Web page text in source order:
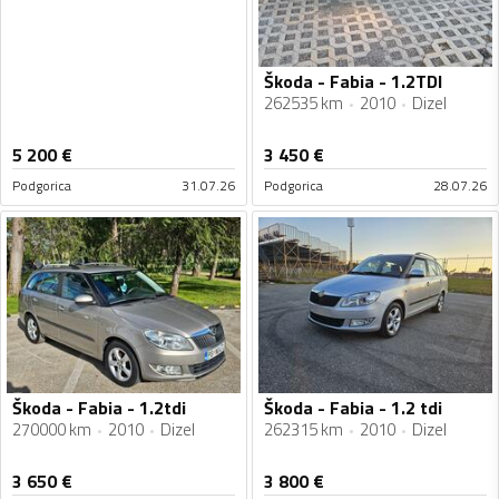
5 200€
Podgorica 31.07.26
Škoda - Fabia - 1.2TDI
262535 km 2010 Dizel
3 450€
Podgorica 28.07.26
Škoda - Fabia - 1.2tdi
270000 km 2010 Dizel
3 650€
Škoda - Fabia - 1.2 tdi
262315 km 2010 Dizel
3 800€